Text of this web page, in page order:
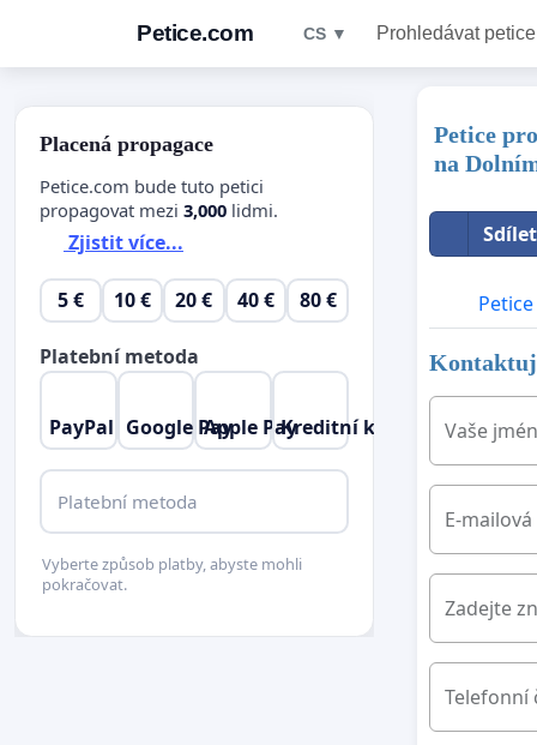
Petice.com CS ▼ Prohledávat petice
Petice
na
Petice
Vaše
E-
Zadejte
Telefonní
Placená propagace
Petice.com bude tuto petici
propagovat mezi 3,000 lidmi.
Zjistit více...
5 € 10 € 20 € 40 € 80 €
Platební metoda
PayPal Google PayApple PayKreditní karta
Platební metoda
Vyberte způsob platby, abyste mohli
pokračovat.